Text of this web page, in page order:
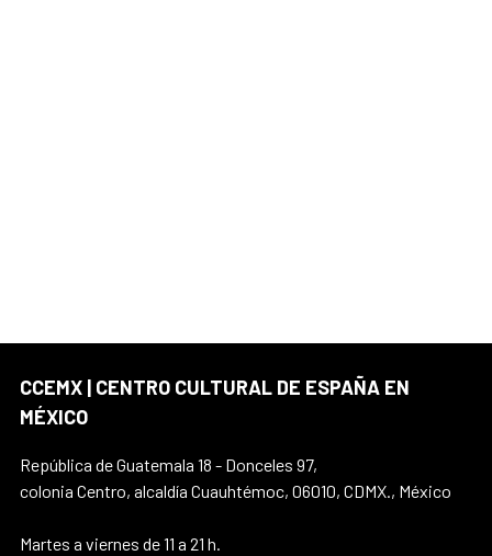
CCEMX | CENTRO CULTURAL DE ESPAÑA EN
MÉXICO
República de Guatemala 18 - Donceles 97,
colonia Centro, alcaldía Cuauhtémoc, 06010, CDMX., México
Martes a viernes de 11 a 21 h.